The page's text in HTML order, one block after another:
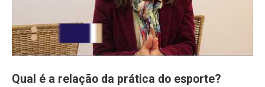
Qual é a relação da prática do esporte?